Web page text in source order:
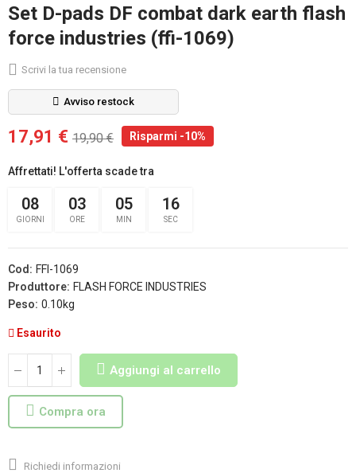
Set D-pads DF combat dark earth flash
force industries (ffi-1069)
Scrivi la tua recensione
Avviso restock
17,91 € 19,90 € Risparmi -10%
Affrettati! L'offerta scade tra
08
GIORNI
03
ORE
05
MIN
16
SEC
Cod: FFI-1069
Produttore: FLASH FORCE INDUSTRIES
Peso: 0.10kg
Esaurito
Aggiungi al carrello
Compra ora
Richiedi informazioni